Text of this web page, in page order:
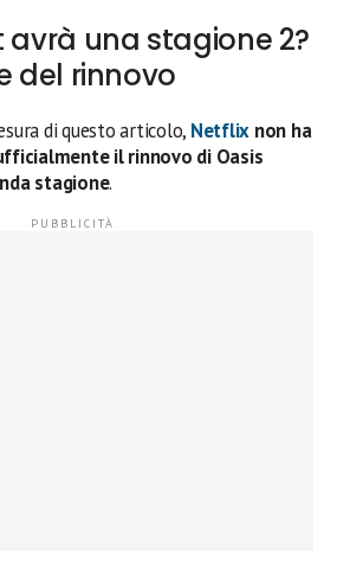
avrà una stagione 2?
del rinnovo
di questo articolo, Netflix non ha
il rinnovo di Oasis
stagione.